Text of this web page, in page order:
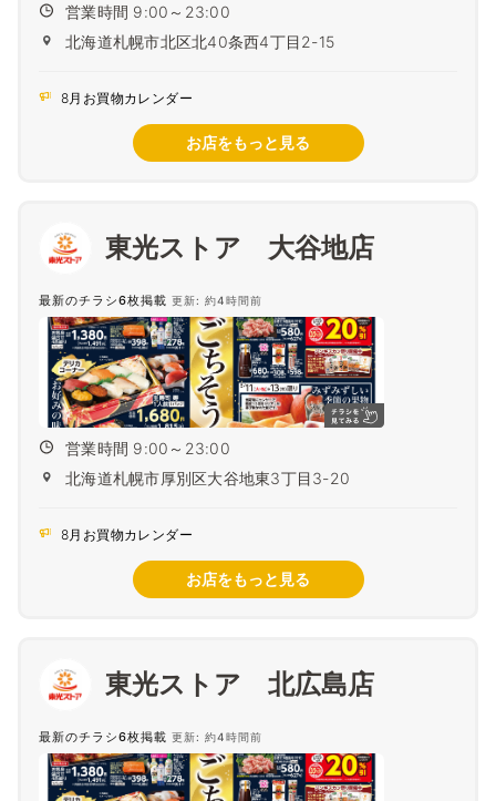
営業時間 9:00～23:00
北海道札幌市北区北40条西4丁目2-15
8月お買物カレンダー
お店をもっと見る
東光ストア 大谷地店
最新のチラシ6枚掲載 更新: 約4時間前
営業時間 9:00～23:00
北海道札幌市厚別区大谷地東3丁目3-20
8月お買物カレンダー
お店をもっと見る
東光ストア 北広島店
最新のチラシ6枚掲載 更新: 約4時間前